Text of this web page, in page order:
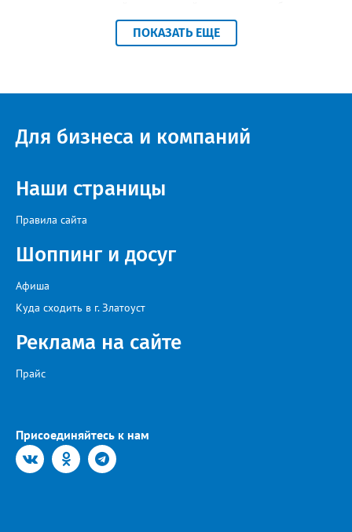
пресс-центре ПСС по Челябинской области. К счастью, это был
единственный инцидент за все праздничные выходные,
отметили в ПСС. Всего за время традиционного дежурства
были гости из Нижнего Тагила, Перми, Тюмени, Казани, Москвы,
ПОКАЗАТЬ ЕЩЕ
Для бизнеса и компаний
Наши страницы
Правила сайта
Шоппинг и досуг
Афиша
Куда сходить в г. Златоуст
Реклама на сайте
Прайс
Присоединяйтесь к нам